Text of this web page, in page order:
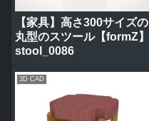
【家具】高さ300サイズの
丸型のスツール【formZ】
stool_0086
3D CAD